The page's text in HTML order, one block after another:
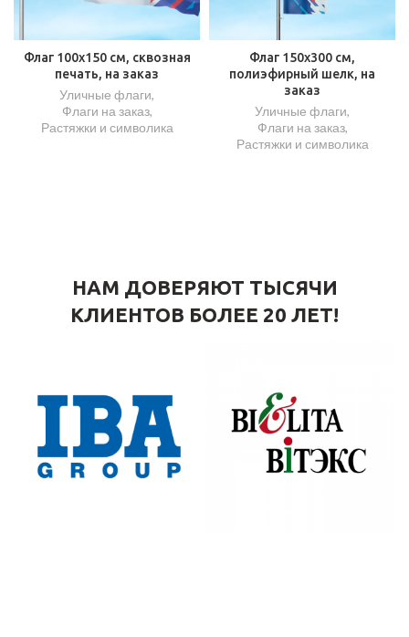
Флаг 100х150 см, сквозная
печать, на заказ
Уличные флаги,
Флаги на заказ,
Растяжки и символика
Флаг 150х300 см,
полиэфирный шелк, на
заказ
Уличные флаги,
Флаги на заказ,
Растяжки и символика
НАМ ДОВЕРЯЮТ ТЫСЯЧИ
КЛИЕНТОВ БОЛЕЕ 20 ЛЕТ!